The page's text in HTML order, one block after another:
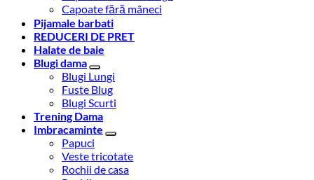
Capoate fără mâneci
Pijamale barbati
REDUCERI DE PRET
Halate de baie
Blugi dama
Blugi Lungi
Fuste Blug
Blugi Scurti
Trening Dama
Imbracaminte
Papuci
Veste tricotate
Rochii de casa